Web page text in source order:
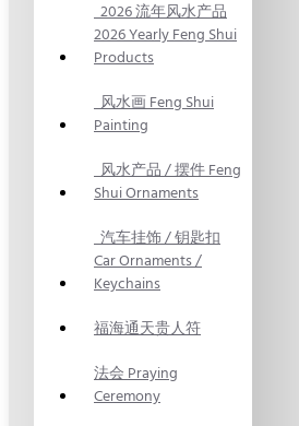
2026 流年风水产品
2026 Yearly Feng Shui
Products
风水画 Feng Shui
Painting
风水产品 / 摆件 Feng
Shui Ornaments
汽车挂饰 / 钥匙扣
Car Ornaments /
Keychains
福海通天贵人符
法会 Praying
Ceremony